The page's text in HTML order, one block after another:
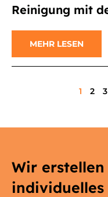
Reinigung mit
MEHR LESEN
1 2 3
Wir
individuelles